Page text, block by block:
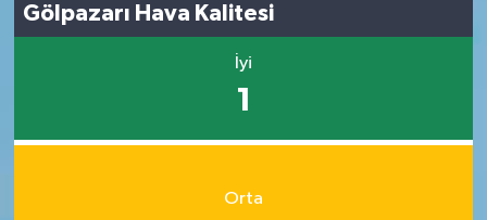
Gölpazarı Hava Kalitesi
İyi
1
Orta